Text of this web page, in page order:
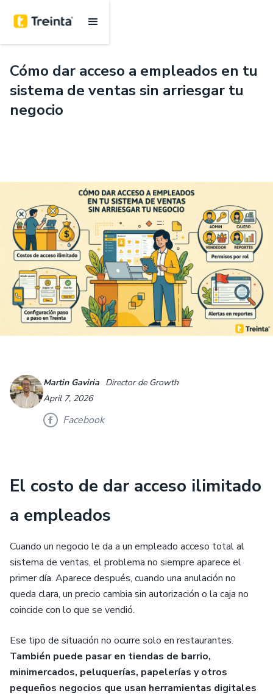
Cómo dar acceso a empleados en tu
sistema de ventas sin arriesgar tu
negocio
Martin Gaviria Director de Growth
April 7, 2026
Facebook
El costo de dar acceso ilimitado
a empleados
Cuando un negocio le da a un empleado acceso total al
sistema de ventas, el problema no siempre aparece el
primer día. Aparece después, cuando una anulación no
queda clara, un precio cambia sin autorización o la caja no
coincide con lo que se vendió.
Ese tipo de situación no ocurre solo en restaurantes.
También puede pasar en tiendas de barrio,
minimercados, peluquerías, papelerías y otros
pequeños negocios que usan herramientas digitales